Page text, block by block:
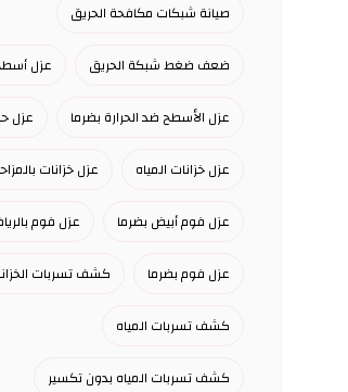
صيانة شبكات مكافحة الحريق
ضعف ضغط شبكة الحريق عزل
عزل الأسطح ضد الحرارة بضرما عزل
عزل خزانات المياه عزل خزانات
عزل فوم أبيض بضرما عزل فوم
عزل فوم بضرما كشف تسربات
كشف تسربات المياه
كشف تسربات المياه بدون تكسير